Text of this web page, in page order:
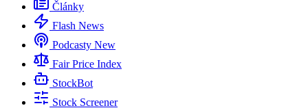
Články
Flash News
Podcasty New
Fair Price Index
StockBot
Stock Screener